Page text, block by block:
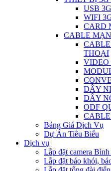
USB 3G
WIFI
CARD
CABLE
THOẠI
VIDEO
DÂY
DÂY
ODF
Bảng Giá Dịch Vụ
Dự Án Tiêu Biểu
Dịch vụ
Lắp đặt camera
Lắp đặt báo khói,